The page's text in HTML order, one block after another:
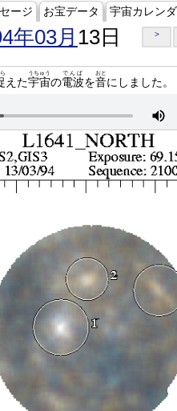
ージ お宝データ 宇宙カレン
年03月 13日 >
えた宇宙
うちゅう
の電波
でんぱ
を音
おと
にしました。